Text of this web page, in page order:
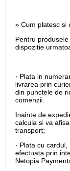
» Cum platesc si
Pentru
dispozitie
· Plata in
livrarea prin
din punctele de
comenzii.
Inainte de
calcula si va
transport;
· Plata cu cardul,
efectuata prin
Netopia